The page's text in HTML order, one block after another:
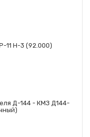
11 Н-3 (92.000)
Д-144 - КМЗ Д144-